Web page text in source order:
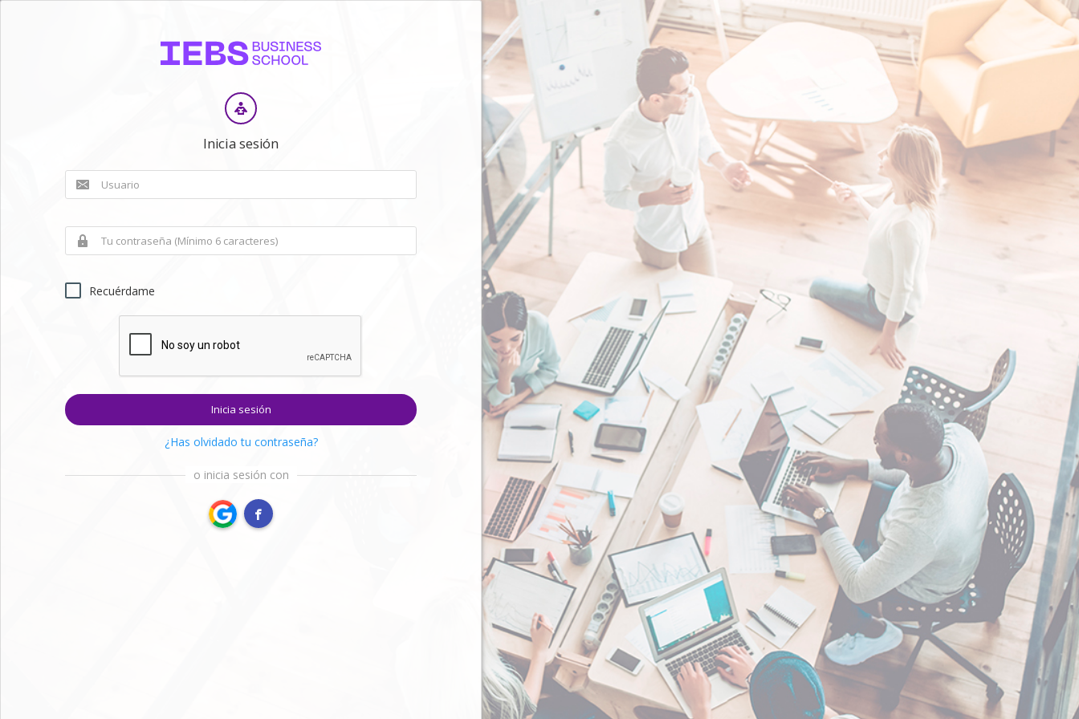
Inicia sesión
Recuérdame
Inicia sesión
¿Has olvidado tu contraseña?
o inicia sesión con